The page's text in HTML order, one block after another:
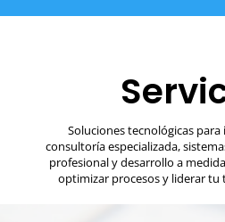
Soluciones tecnológicas
consultoría especializada,
profesional y desarrollo a
optimizar procesos y liderar